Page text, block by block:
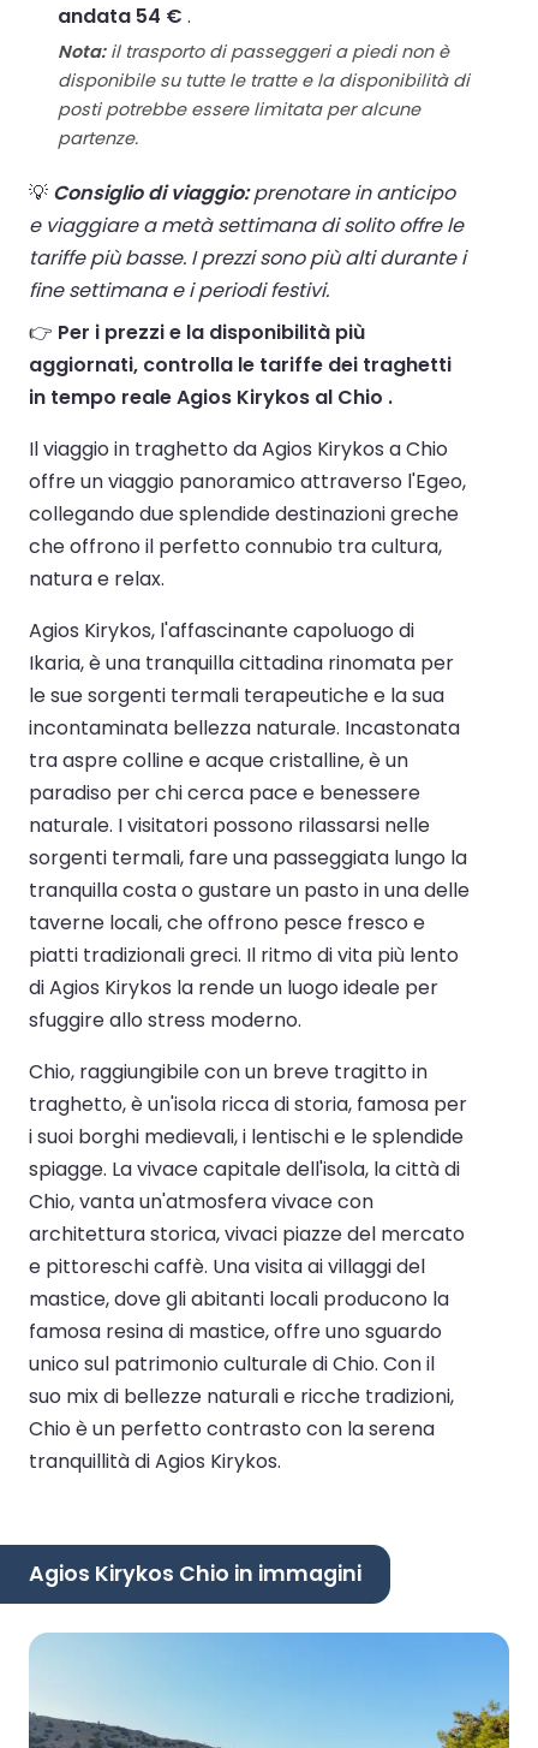
andata 54 € .
Nota:il trasporto di passeggeri a piedi non è
disponibile su tutte le tratte e la disponibilità di
posti potrebbe essere limitata per alcune
partenze.
💡 Consiglio di viaggio:prenotare in anticipo
e viaggiare a metà settimana di solito offre le
tariffe più basse. I prezzi sono più alti durante i
fine settimana e i periodi festivi.
👉 Per i prezzi e la disponibilità più
aggiornati, controlla le tariffe dei traghetti
in tempo reale Agios Kirykos al Chio .
Il viaggio in traghetto da Agios Kirykos a Chio
offre un viaggio panoramico attraverso l'Egeo,
collegando due splendide destinazioni greche
che offrono il perfetto connubio tra cultura,
natura e relax.
Agios Kirykos, l'affascinante capoluogo di
Ikaria, è una tranquilla cittadina rinomata per
le sue sorgenti termali terapeutiche e la sua
incontaminata bellezza naturale. Incastonata
tra aspre colline e acque cristalline, è un
paradiso per chi cerca pace e benessere
naturale. I visitatori possono rilassarsi nelle
sorgenti termali, fare una passeggiata lungo la
tranquilla costa o gustare un pasto in una delle
taverne locali, che offrono pesce fresco e
piatti tradizionali greci. Il ritmo di vita più lento
di Agios Kirykos la rende un luogo ideale per
sfuggire allo stress moderno.
Chio, raggiungibile con un breve tragitto in
traghetto, è un'isola ricca di storia, famosa per
i suoi borghi medievali, i lentischi e le splendide
spiagge. La vivace capitale dell'isola, la città di
Chio, vanta un'atmosfera vivace con
architettura storica, vivaci piazze del mercato
e pittoreschi caffè. Una visita ai villaggi del
mastice, dove gli abitanti locali producono la
famosa resina di mastice, offre uno sguardo
unico sul patrimonio culturale di Chio. Con il
suo mix di bellezze naturali e ricche tradizioni,
Chio è un perfetto contrasto con la serena
tranquillità di Agios Kirykos.
Agios Kirykos Chio in immagini